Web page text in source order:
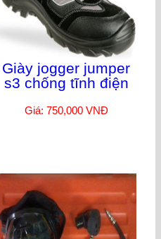
Giày jogger jumper
s3 chống tĩnh điện
Giá: 750,000 VNĐ